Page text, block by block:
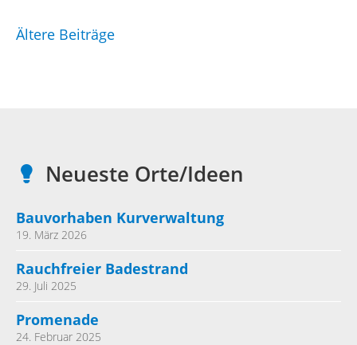
Beitragsnavigation
Ältere Beiträge
Neueste Orte/Ideen
Bauvorhaben Kurverwaltung
19. März 2026
Rauchfreier Badestrand
29. Juli 2025
Promenade
24. Februar 2025